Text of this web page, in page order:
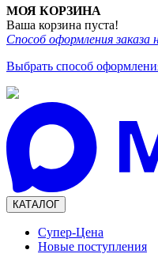
МОЯ КОРЗИНА
Ваша корзина пуста!
Способ оформления заказа
Выбрать способ
КАТАЛОГ
Супер-Цена
Новые поступления